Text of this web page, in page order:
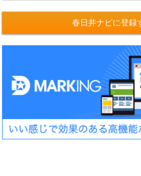
春日井ナビに登録